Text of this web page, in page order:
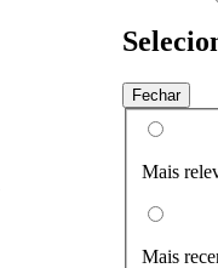
Fechar
Mais
Mais